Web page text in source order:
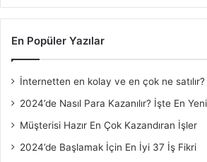
En Popüler Yazılar
İnternetten en kolay ve en çok ne satılır?
2024’de Nasıl Para Kazanılır? İşte En
Müşterisi Hazır En Çok Kazandıran İşler
2024’de Başlamak İçin En İyi 37 İş Fikri